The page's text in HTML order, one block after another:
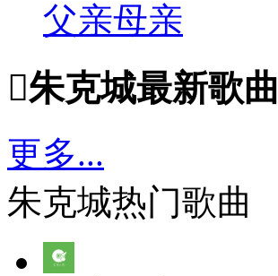
父亲母亲
朱克城最新歌曲
更多...
朱克城热门歌曲